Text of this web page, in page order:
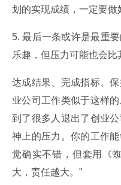
划的实现成绩，一定要做
5. 最后一条或许是最重
乐趣，但压力可能也会比
达成结果、完成指标、
业公司工作类似于这样
到了很多人退出了创业
神上的压力。你的工作
觉确实不错，但套用《
大，责任越大。”